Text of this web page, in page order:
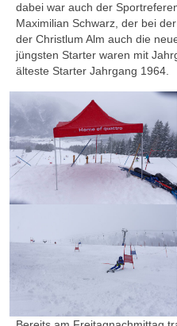
dabei war auch der
Maximilian Schwarz, der bei
der Christlum Alm auch die
jüngsten Starter waren mit
älteste Starter Jahrgang 1964.